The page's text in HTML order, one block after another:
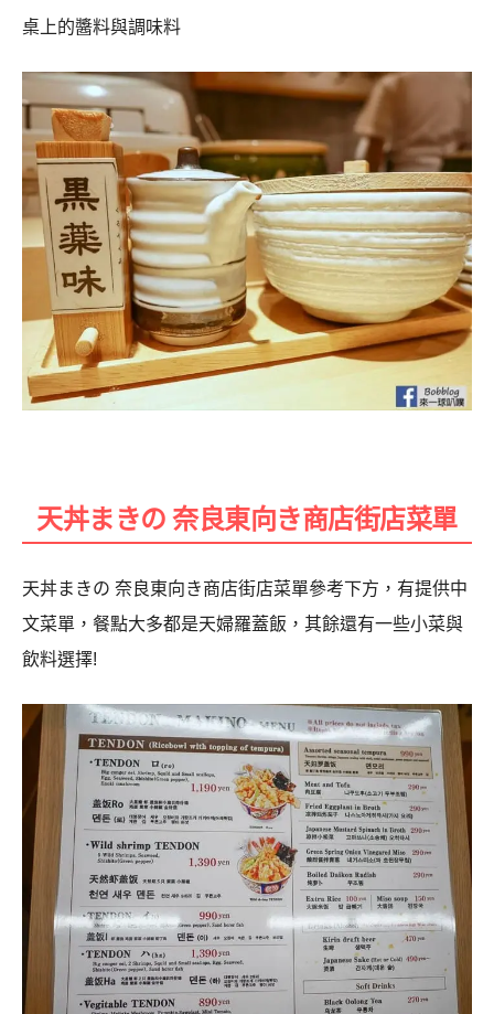
桌上的醬料與調味料
天丼まきの 奈良東向き商店街店菜單
天丼まきの 奈良東向き商店街店菜單參考下方，有提供中
文菜單，餐點大多都是天婦羅蓋飯，其餘還有一些小菜與
飲料選擇!